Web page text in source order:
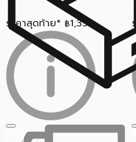
ราคาสุดท้าย* ฿1,358